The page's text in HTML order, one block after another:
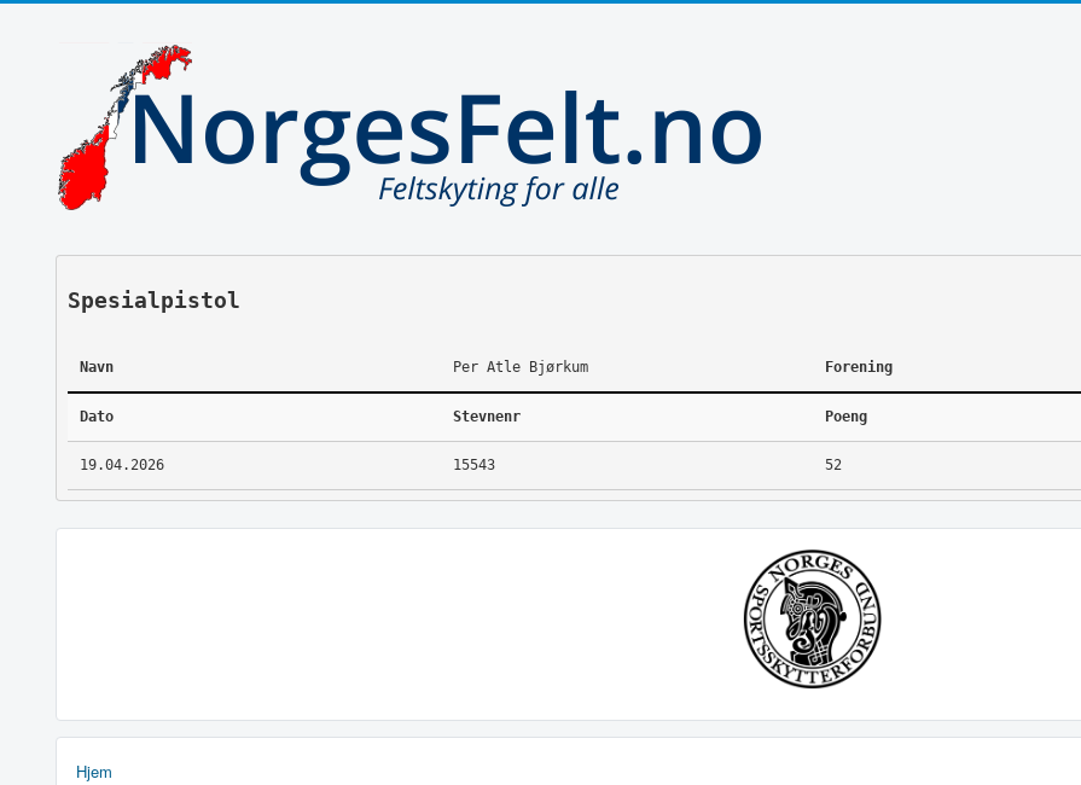
Spesialpistol
Navn Per Atle Bjørkum Forening
Dato Stevnenr Poeng
19.04.2026 15543 52
Hjem